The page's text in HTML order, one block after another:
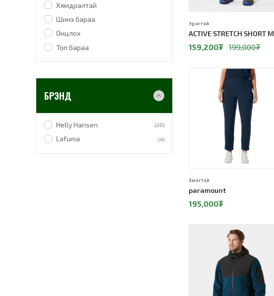
Хямдралтай
Шинэ бараа
Онцлох
Топ бараа
БРЭНД
Helly Hansen (20)
Lafuma (4)
ACTIVE STRETCH SHORT M
Эрэгтэй
159,200₮ 199,000₮
paramount
Эмэгтэй
195,000₮